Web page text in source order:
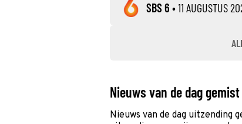
SBS 6 •11 AUGUSTUS
Nieuws van de dag gemist
Nieuws van de dag